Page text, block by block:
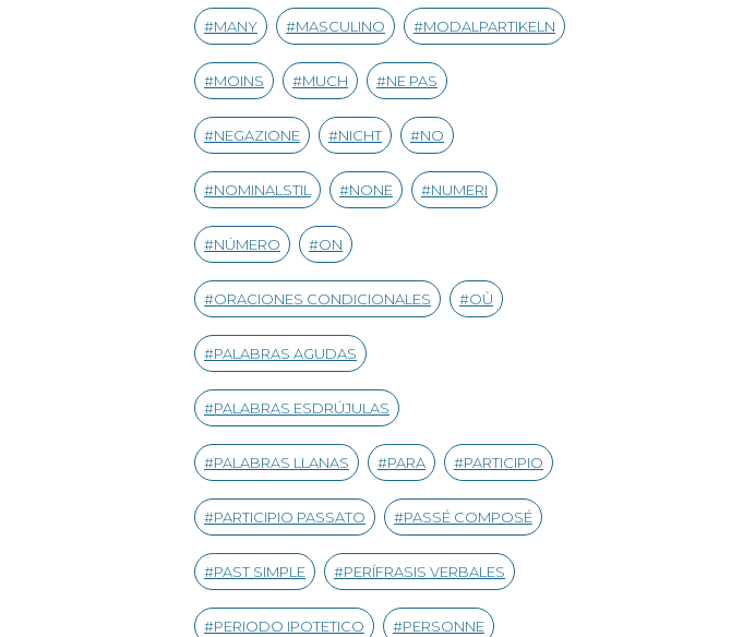
MANY MASCULINO MODALPARTIKELN
MOINS MUCH NE PAS
NEGAZIONE NICHT NO
NOMINALSTIL NONE NUMERI
NÚMERO ON
ORACIONES CONDICIONALES OÙ
PALABRAS AGUDAS
PALABRAS ESDRÚJULAS
PALABRAS LLANAS PARA PARTICIPIO
PARTICIPIO PASSATO PASSÉ COMPOSÉ
PAST SIMPLE PERÍFRASIS VERBALES
PERIODO IPOTETICO PERSONNE